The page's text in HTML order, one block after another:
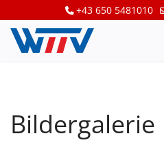
+43 650 5481010
Bildergalerie